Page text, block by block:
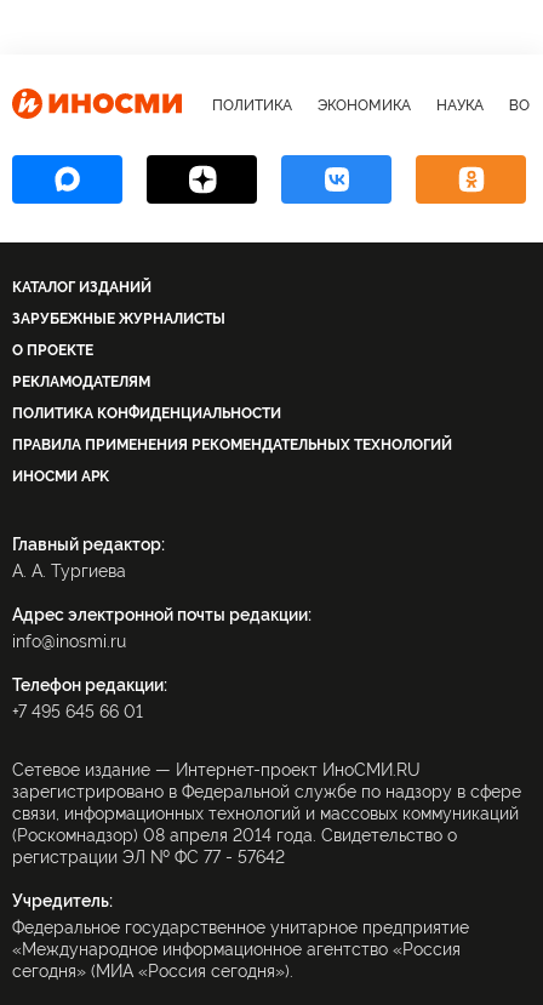
ПОЛИТИКА ЭКОНОМИКА НАУКА
КАТАЛОГ ИЗДАНИЙ
ЗАРУБЕЖНЫЕ ЖУРНАЛИСТЫ
О ПРОЕКТЕ
РЕКЛАМОДАТЕЛЯМ
ПОЛИТИКА КОНФИДЕНЦИАЛЬНОСТИ
ПРАВИЛА ПРИМЕНЕНИЯ РЕКОМЕНДАТЕЛЬНЫХ ТЕХНОЛОГИЙ
ИНОСМИ APK
Главный редактор:
А. А. Тургиева
Адрес электронной почты редакции:
info@inosmi.ru
Телефон редакции:
+7 495 645 66 01
Сетевое издание — Интернет-проект ИноСМИ.RU
зарегистрировано в Федеральной службе по надзору в сфере
связи, информационных технологий и массовых коммуникаций
(Роскомнадзор) 08 апреля 2014 года. Свидетельство о
регистрации ЭЛ № ФС 77 - 57642
Учредитель:
Федеральное государственное унитарное предприятие
«Международное информационное агентство «Россия
сегодня» (МИА «Россия сегодня»).